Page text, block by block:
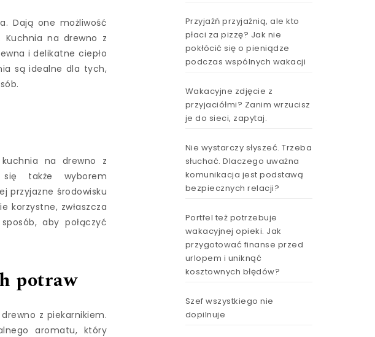
Dają one możliwość
Kuchnia na drewno z
i delikatne ciepło
są idealne dla tych,
na drewno z
także wyborem
przyjazne środowisku
korzystne, zwłaszcza
aby połączyć
potraw
z piekarnikiem.
aromatu, który
Przyjaźń przyjaźnią, ale kto
płaci za pizzę? Jak nie
pokłócić się o pieniądze
podczas wspólnych wakacji
Wakacyjne zdjęcie z
przyjaciółmi? Zanim wrzucisz
je do sieci, zapytaj.
Nie wystarczy słyszeć. Trzeba
słuchać. Dlaczego uważna
komunikacja jest podstawą
bezpiecznych relacji?
Portfel też potrzebuje
wakacyjnej opieki. Jak
przygotować finanse przed
urlopem i uniknąć
kosztownych błędów?
Szef wszystkiego nie
dopilnuje